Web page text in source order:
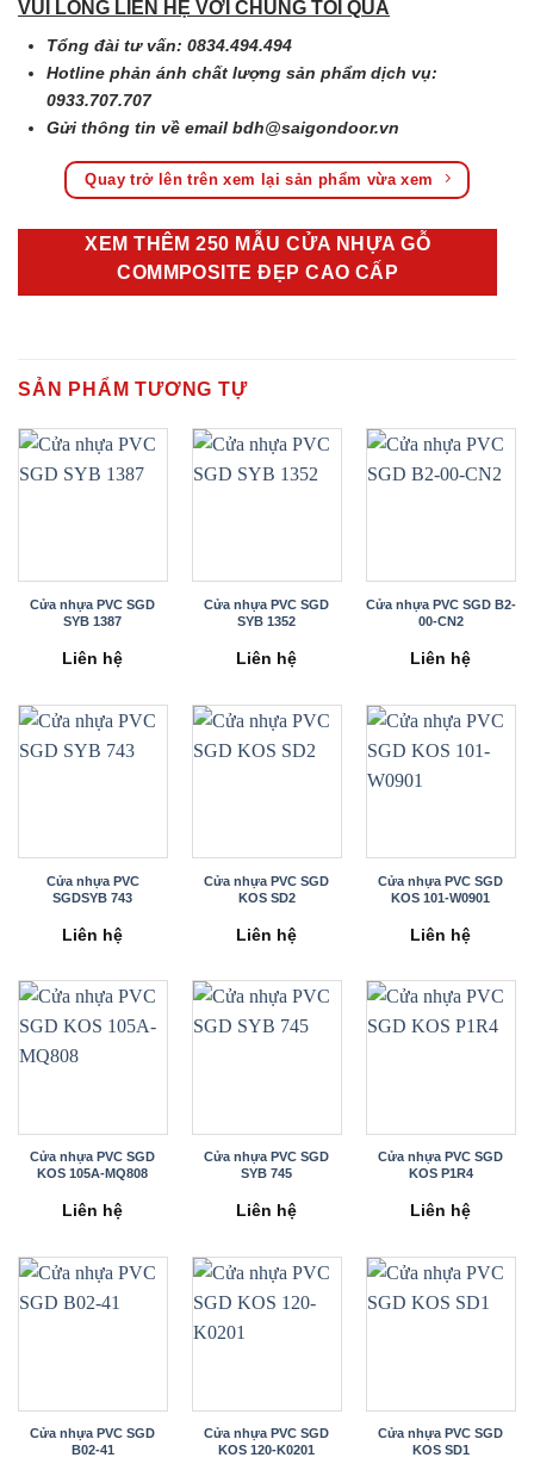
VUI LÒNG LIÊN HỆ VỚI CHÚNG TÔI QUA
Tổng đài tư vấn: 0834.494.494
Hotline phản ánh chất lượng sản phẩm dịch vụ:
0933.707.707
Gửi thông tin về emailbdh@saigondoor.vn
Quay trở lên trên xem lại sản phẩm vừa xem
XEM THÊM 250 MẪU CỬA NHỰA GỖ
COMMPOSITE ĐẸP CAO CẤP
SẢN PHẨM TƯƠNG TỰ
Cửa nhựa PVC SGD
SYB 1387
Liên hệ
Cửa nhựa PVC SGD
SYB 1352
Liên hệ
Cửa nhựa PVC SGD B2-
00-CN2
Liên hệ
Cửa nhựa PVC
SGDSYB 743
Liên hệ
Cửa nhựa PVC SGD
KOS SD2
Liên hệ
Cửa nhựa PVC SGD
KOS 101-W0901
Liên hệ
Cửa nhựa PVC SGD
KOS 105A-MQ808
Liên hệ
Cửa nhựa PVC SGD
SYB 745
Liên hệ
Cửa nhựa PVC SGD
KOS P1R4
Liên hệ
Cửa nhựa PVC SGD
B02-41
Cửa nhựa PVC SGD
KOS 120-K0201
Cửa nhựa PVC SGD
KOS SD1